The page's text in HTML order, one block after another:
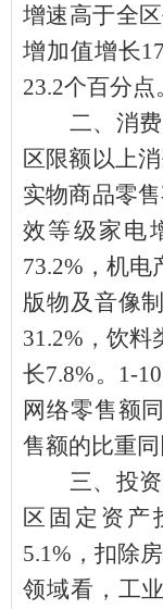
增速高于全
增加值增长
23.2个百分点
二、消
区限额以上
实物商品零
效等级家电
73.2% ，机
版物及音像
31.2% ，饮料
长7.8%。 1-10
网络零售额
售额的比重
三、投
区固定资产
5.1% ，扣除
领域看，工